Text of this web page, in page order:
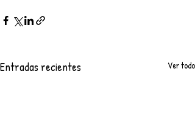
Entradas recientes Ver todo